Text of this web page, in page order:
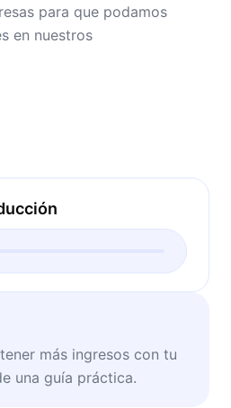
para que podamos
en nuestros
más ingresos con tu
una guía práctica.